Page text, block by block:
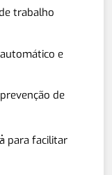
trabalho
e
de
para facilitar